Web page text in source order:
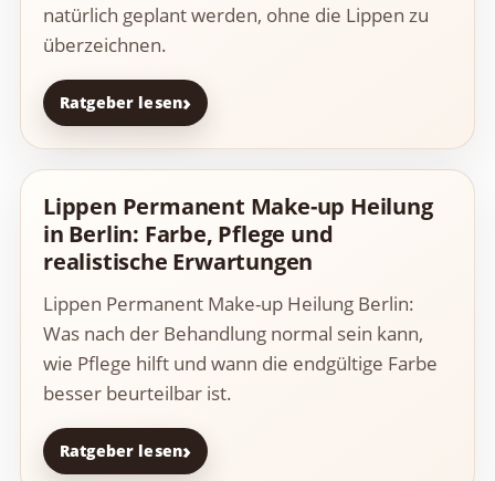
natürlich geplant werden, ohne die Lippen zu
überzeichnen.
Ratgeber lesen
Lippen Permanent Make-up Heilung
in Berlin: Farbe, Pflege und
realistische Erwartungen
Lippen Permanent Make-up Heilung Berlin:
Was nach der Behandlung normal sein kann,
wie Pflege hilft und wann die endgültige Farbe
besser beurteilbar ist.
Ratgeber lesen